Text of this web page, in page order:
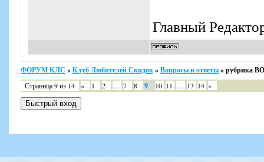
Главный
ФОРУМ КЛС »Клуб Любителей Скидок»Вопросы и ответы»рубрика
Страница9из 14 « 1 2 … 7 8 9 10 11 … 13 14 »